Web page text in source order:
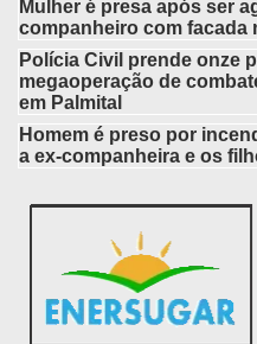
Mulher é presa após ser
companheiro com facada
Polícia Civil prende onze
megaoperação de
em Palmital
Homem é preso por
a ex-companheira e os